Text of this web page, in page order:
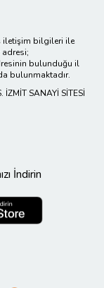
iletişim bilgileri ile
adresi;
bulunduğu il
bulunmaktadır.
SANAYİ SİTESİ
İndirin